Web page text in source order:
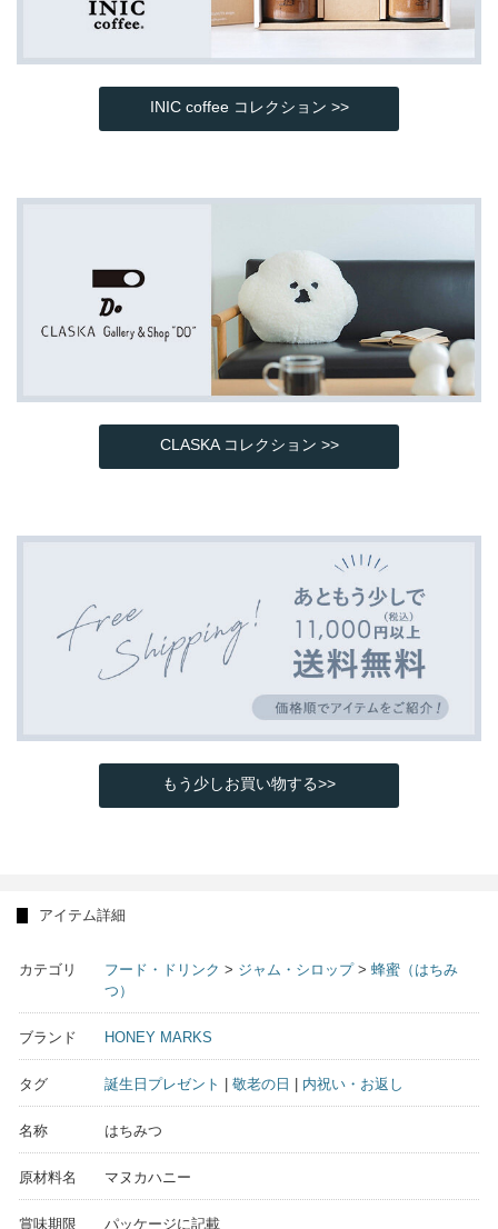
INIC coffee コレクション >>
CLASKA コレクション >>
もう少しお買い物する>>
アイテム詳細
カテゴリ フード・ドリンク > ジャム・シロップ> 蜂蜜（はちみ
つ）
ブランド HONEY MARKS
タグ 誕生日プレゼント 敬老の日 内祝い・お返し
名称 はちみつ
原材料名 マヌカハニー
賞味期限 パッケージに記載